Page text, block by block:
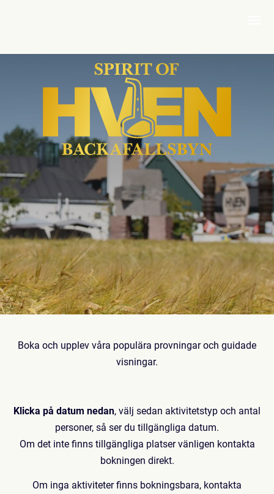
Boka och upplev våra populära provningar och guidade
visningar.
Klicka på datum nedan, välj sedan aktivitetstyp och antal
personer, så ser du tillgängliga datum.
Om det inte finns tillgängliga platser vänligen kontakta
bokningen direkt.
Om inga aktiviteter finns bokningsbara, kontakta